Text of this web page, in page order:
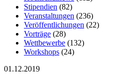
Stipendien (82)
Veranstaltungen (236)
Veröffentlichungen (22)
Vorträge (28)
Wettbewerbe (132)
Workshops (24)
01.12.2019